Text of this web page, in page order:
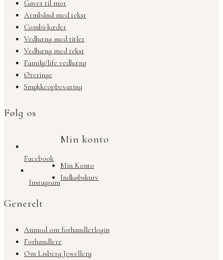
Gaver til mor
Armbånd med tekst
Combi-kæder
Vedhæng med titler
Vedhæng med tekst
Family/life vedhæng
Øreringe
Smykkeopbevaring
Følg os
Facebook
Instagram
Min konto
Min Konto
Indkøbskurv
Generelt
Anmod om forhandlerlogin
Forhandlere
Om Lisberg Jewellery